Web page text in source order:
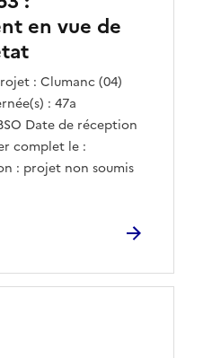
en vue de
: Clumanc (04)
: 47a
Date de réception
complet le :
: projet non soumis